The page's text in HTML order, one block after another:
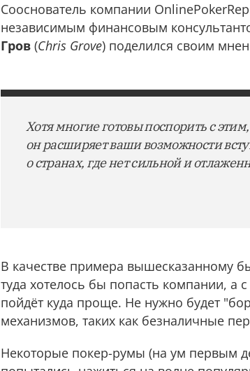
Сооснователь компании
независимым финансовым
Гров (Chris Grove) поделился своим
Хотя многие готовы поспорить с
он расширяет ваши возможности
о странах, где нет сильной и
В качестве примера вышесказанному
туда хотелось бы попасть компании,
пойдёт куда проще. Не нужно будет
механизмов, таких как безналичные
Некоторые покер-румы (на ум первым